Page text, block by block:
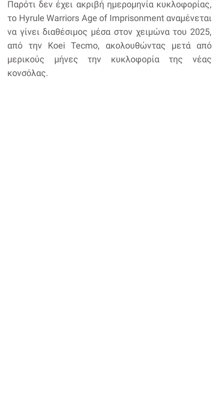
Παρότι δεν έχει ακριβή ημερομηνία κυκλοφορίας,
το Hyrule Warriors Age of Imprisonment αναμένεται
να γίνει διαθέσιμος μέσα στον χειμώνα του 2025,
από την Koei Tecmo, ακολουθώντας μετά από
μερικούς μήνες την κυκλοφορία της νέας
κονσόλας.